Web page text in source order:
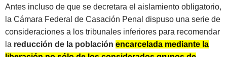
Antes incluso de que se decretara el aislamiento obligatorio,
la Cámara Federal de Casación Penal dispuso una serie de
consideraciones a los tribunales inferiores para recomendar
la reducción de la población encarcelada mediante la